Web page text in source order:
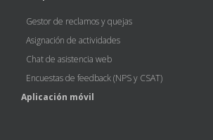
Gestor de reclamos y quejas
Asignación de actividades
Chat de asistencia web
Encuestas de feedback (NPS y CSAT)
Aplicación móvil